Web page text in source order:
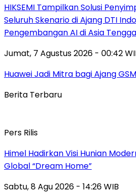
HIKSEMI Tampilkan Solusi
Seluruh Skenario di Ajang DTI
Pengembangan AI di Asia
Jumat, 7 Agustus 2026 - 00:42
Huawei Jadi Mitra bagi Ajang
Berita Terbaru
Pers Rilis
Himel Hadirkan Visi Hunian
Global “Dream Home”
Sabtu, 8 Agu 2026 - 14:26 WIB